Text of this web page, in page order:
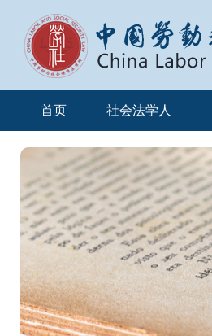
首页 社会法学人